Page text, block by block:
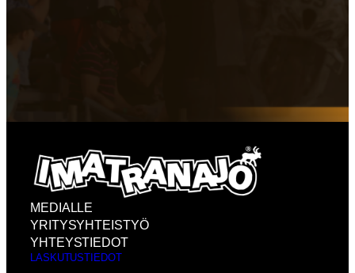
MEDIALLE
YRITYSYHTEISTYÖ
YHTEYSTIEDOT
LASKUTUSTIEDOT